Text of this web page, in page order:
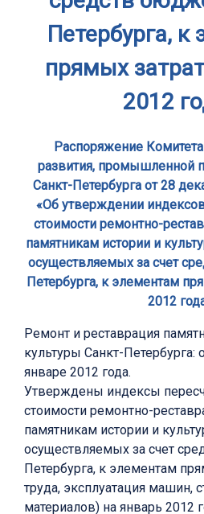
Петербурга, к
прямых
2012
Распоряжение
развития, промышленной
Санкт-Петербурга от 28
«Об утверждении
стоимости ремонтно-
памятникам истории и
осуществляемых за счет
Петербурга, к элементам
2012
Ремонт и реставрация
культуры Санкт-Петербурга:
январе 2012 года.
Утверждены индексы
стоимости ремонтно-
памятникам истории и
осуществляемых за счет
Петербурга, к элементам
труда, эксплуатация машин,
материалов) на январь 2012